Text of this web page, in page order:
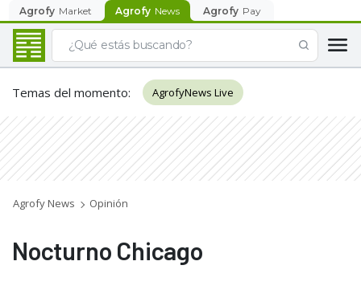
Agrofy Market Agrofy News Agrofy Pay
Temas del momento: AgrofyNews Live
Agrofy News Opinión
Nocturno Chicago